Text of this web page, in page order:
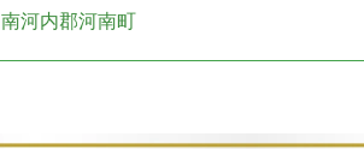
南河内郡河南町